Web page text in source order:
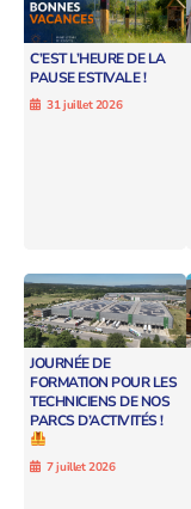
C’EST L’HEURE DE LA
PAUSE ESTIVALE !
31 juillet 2026
JOURNÉE DE
FORMATION POUR LES
TECHNICIENS DE NOS
PARCS D’ACTIVITÉS !
7 juillet 2026